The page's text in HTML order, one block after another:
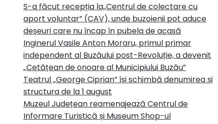
S-a făcut recepția la,,Centrul de colectare cu
aport voluntar” (CAV), unde buzoienii pot aduce
deșeuri care nu încap în pubela de acasă
Inginerul Vasile Anton Moraru, primul primar
independent al Buzăului post-Revoluție, a devenit
„Cetățean de onoare al Municipiului Buzău”
Teatrul „George Ciprian” își schimbă denumirea și
structura de la 1 august
Muzeul Județean reamenajează Centrul de
Informare Turistică și Museum Shop-ul